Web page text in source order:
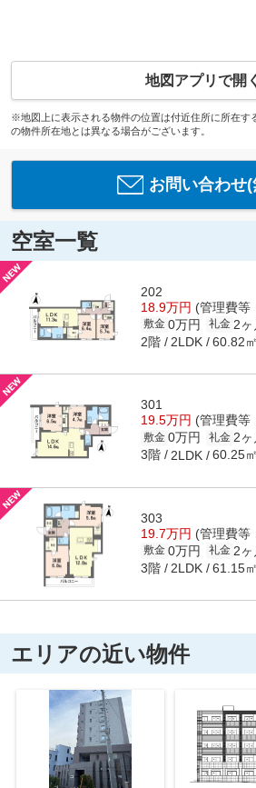
地図アプリで開く
※地図上に表示される物件の位置は付近住所に所在す
の物件所在地とは異なる場合がございます。
お問い合わせ(
空室一覧
202
18.9万円 (管理費等
敷金 0万円 礼金 2ヶ
2階 2LDK 60.82㎡
301
19.5万円 (管理費等
敷金 0万円 礼金 2ヶ
3階 2LDK 60.25㎡
303
19.7万円 (管理費等
敷金 0万円 礼金 2ヶ
3階 2LDK 61.15㎡
エリアの近い物件